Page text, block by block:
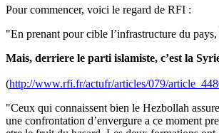
Pour commencer, voici le regard de RFI :
"En prenant pour cible l’infrastructure du
Mais, derriere le parti islamiste, c’est la
(http://www.rfi.fr/actufr/articles/079/
"Ceux qui connaissent bien le Hezbollah
une confrontation d’envergure a ce moment